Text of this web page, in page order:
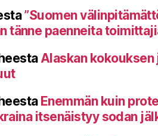
”Suomen
tänne paenneita
Alaskan
Enemmän kuin
itsenäistyy sodan